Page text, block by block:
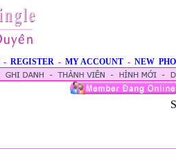
- REGISTER - MY ACCOUNT - NEW